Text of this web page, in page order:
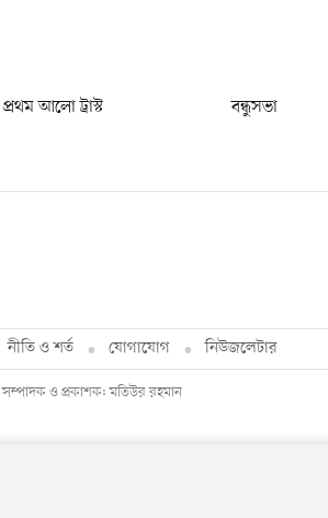
প্রথম আলো ট্রাস্ট বন্ধুসভা
নীতি ও শর্ত যোগাযোগ নিউজলেটার
সম্পাদক ও প্রকাশক: মতিউর রহমান